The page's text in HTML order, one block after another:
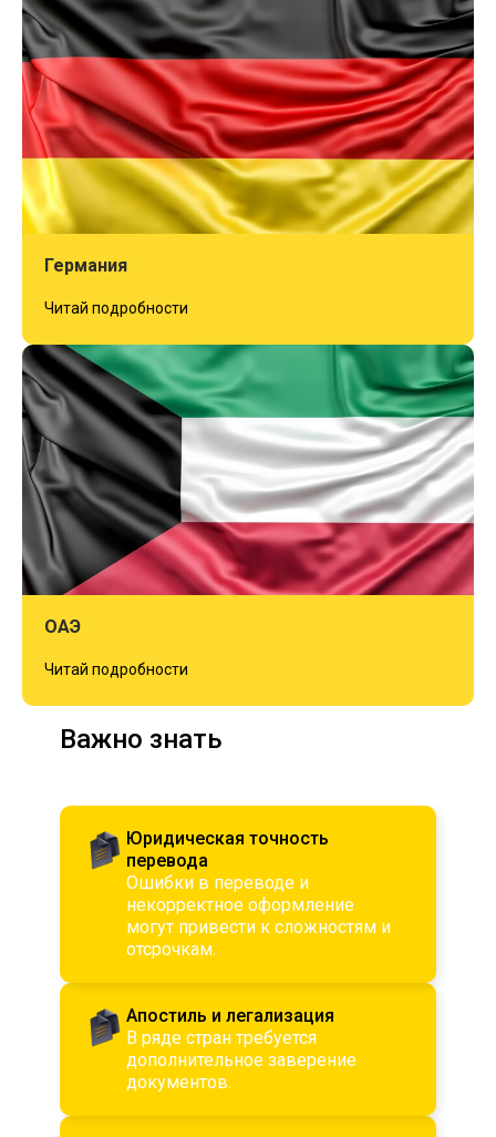
Германия
Читай подробности
ОАЭ
Читай подробности
Важно знать
Юридическая точность
перевода
Ошибки в переводе и
некорректное оформление
могут привести к сложностям и
отсрочкам.
Апостиль и легализация
В ряде стран требуется
дополнительное заверение
документов.